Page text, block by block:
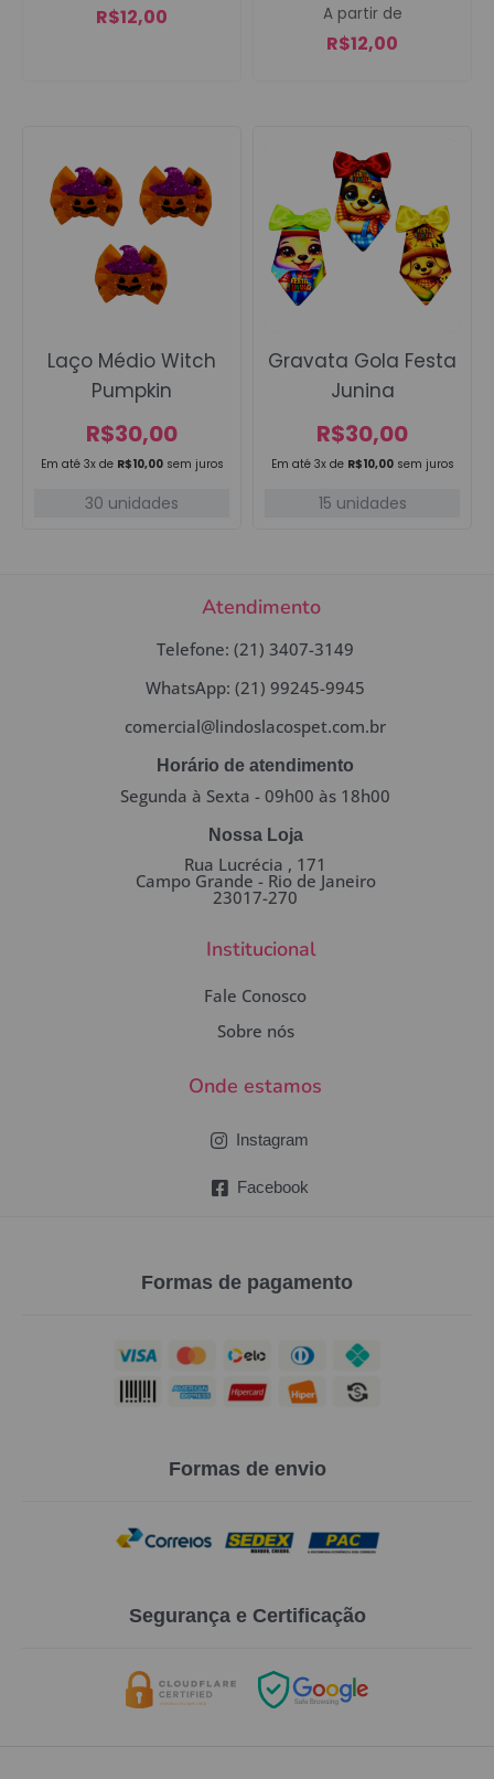
R$12,00 A partir de
R$12,00
Em até 3x de R$10,00 sem juros
Laço Médio Witch
Pumpkin
R$30,00
30 unidades
Em até 3x de R$10,00 sem juros
Gravata Gola Festa
Junina
R$30,00
15 unidades
Atendimento
Telefone: (21) 3407-3149
WhatsApp: (21) 99245-9945
comercial@lindoslacospet.com.br
Horário de atendimento
Segunda à Sexta - 09h00 às 18h00
Nossa Loja
Rua Lucrécia , 171
Campo Grande - Rio de Janeiro
23017-270
Institucional
Fale Conosco
Sobre nós
Onde estamos
Instagram
Facebook
Formas de pagamento
Formas de envio
Segurança e Certificação